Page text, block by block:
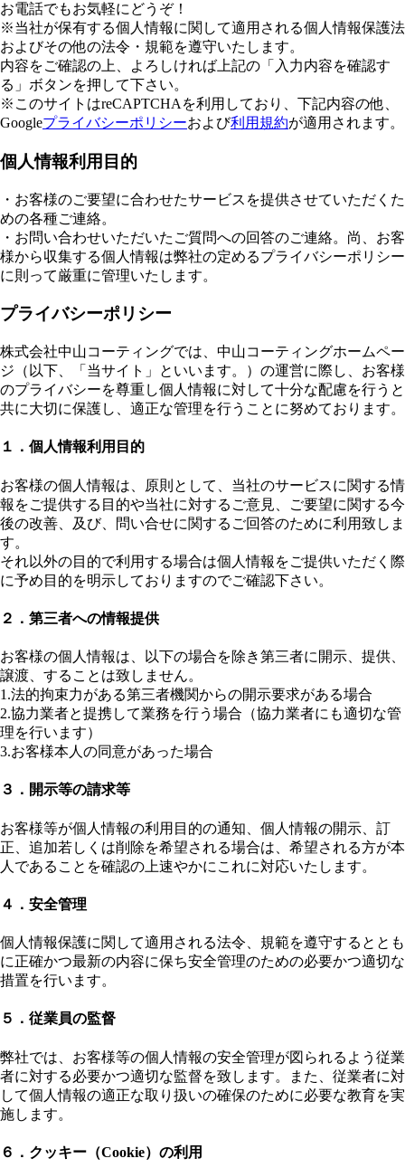
お電話でもお気軽にどうぞ！
※当社が保有する個人情報に関して適用される個人情報保護法
およびその他の法令・規範を遵守いたします。
内容をご確認の上、よろしければ上記の「入力内容を確認す
る」ボタンを押して下さい。
※このサイトはreCAPTCHAを利用しており、下記内容の他、
Googleプライバシーポリシーおよび利用規約が適用されます。
個人情報利用目的
・お客様のご要望に合わせたサービスを提供させていただくた
めの各種ご連絡。
・お問い合わせいただいたご質問への回答のご連絡。尚、お客
様から収集する個人情報は弊社の定めるプライバシーポリシー
に則って厳重に管理いたします。
プライバシーポリシー
株式会社中山コーティングでは、中山コーティングホームペー
ジ（以下、「当サイト」といいます。）の運営に際し、お客様
のプライバシーを尊重し個人情報に対して十分な配慮を行うと
共に大切に保護し、適正な管理を行うことに努めております。
１．個人情報利用目的
お客様の個人情報は、原則として、当社のサービスに関する情
報をご提供する目的や当社に対するご意見、ご要望に関する今
後の改善、及び、問い合せに関するご回答のために利用致しま
す。
それ以外の目的で利用する場合は個人情報をご提供いただく際
に予め目的を明示しておりますのでご確認下さい。
２．第三者への情報提供
お客様の個人情報は、以下の場合を除き第三者に開示、提供、
譲渡、することは致しません。
1.法的拘束力がある第三者機関からの開示要求がある場合
2.協力業者と提携して業務を行う場合（協力業者にも適切な管
理を行います）
3.お客様本人の同意があった場合
３．開示等の請求等
お客様等が個人情報の利用目的の通知、個人情報の開示、訂
正、追加若しくは削除を希望される場合は、希望される方が本
人であることを確認の上速やかにこれに対応いたします。
４．安全管理
個人情報保護に関して適用される法令、規範を遵守するととも
に正確かつ最新の内容に保ち安全管理のための必要かつ適切な
措置を行います。
５．従業員の監督
弊社では、お客様等の個人情報の安全管理が図られるよう従業
者に対する必要かつ適切な監督を致します。また、従業者に対
して個人情報の適正な取り扱いの確保のために必要な教育を実
施します。
６．クッキー（Cookie）の利用